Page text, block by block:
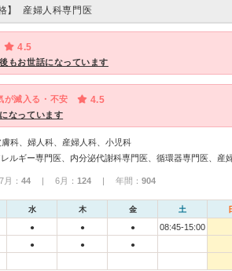
】
産婦人科専門医
4.5
もお世話になっています
が滅入る・不安 4.5
なっています
膚科、婦人科、産婦人科、小児科
： 44 | 6月： 124 | 年間： 904
水 木 金 土
● ● ●
08:45-15:00
● ● ●